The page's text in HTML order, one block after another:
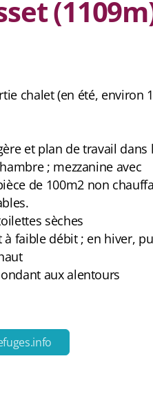
chalet (en été, environ
et plan de travail dans
; mezzanine avec
de 100m2 non
sèches
faible débit ; en hiver,
aux alentours